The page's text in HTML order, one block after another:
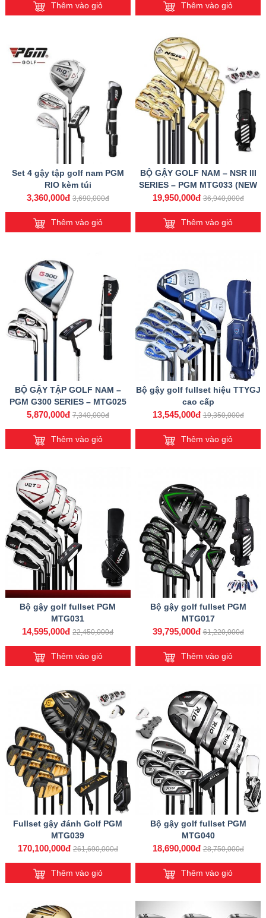
Thêm vào giỏ Thêm vào giỏ
Set 4 gậy tập golf nam PGM
RIO kèm túi
3,360,000đ 3,690,000đ
Thêm vào giỏ
BỘ GẬY GOLF NAM – NSR III
SERIES – PGM MTG033 (NEW
VERSION)
19,950,000đ 36,940,000đ
Thêm vào giỏ
BỘ GẬY TẬP GOLF NAM –
PGM G300 SERIES – MTG025
(4 GẬY)
5,870,000đ 7,340,000đ
Thêm vào giỏ
Bộ gậy golf fullset hiệu TTYGJ
cao cấp
13,545,000đ 19,350,000đ
Thêm vào giỏ
Bộ gậy golf fullset PGM
MTG031
14,595,000đ 22,450,000đ
Thêm vào giỏ
Bộ gậy golf fullset PGM
MTG017
39,795,000đ 61,220,000đ
Thêm vào giỏ
Fullset gậy đánh Golf PGM
MTG039
170,100,000đ 261,690,000đ
Thêm vào giỏ
Bộ gậy golf fullset PGM
MTG040
18,690,000đ 28,750,000đ
Thêm vào giỏ